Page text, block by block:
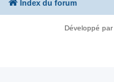
Index du forum
Développé par